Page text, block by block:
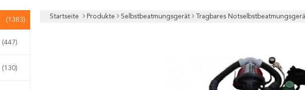
(1383)
(447)
(130)
Startseite Produkte Selbstbeatmungsgerät Tragbares